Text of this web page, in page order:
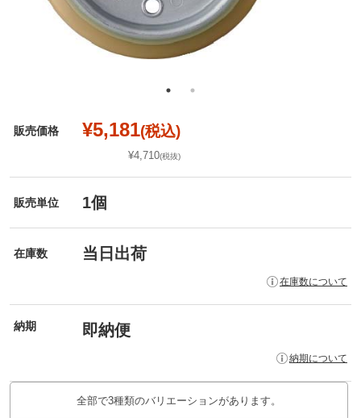
販売価格 ¥5,181(税込)
¥4,710(税抜)
販売単位 1個
在庫数 当日出荷
在庫数について
納期 即納便
納期について
全部で3種類のバリエーションがあります。